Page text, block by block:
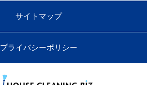
サイトマップ
プライバシーポリシー